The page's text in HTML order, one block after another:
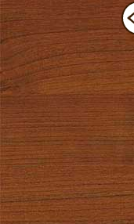
Csokoládés-diós
szendvics